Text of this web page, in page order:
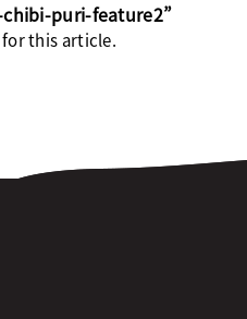
puri-feature2”
this article.